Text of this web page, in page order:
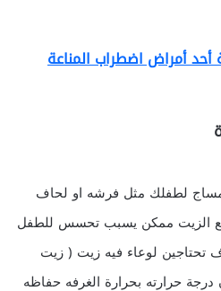
أحد أمراض اضطراب المناعة
لطفلك مثل فرشه او لحاف
الزيت ممكن يسبب تحسس للطفل
لوعاء فيه زيت ( زيت
حرارته بحرارة الغرفه حفاظه